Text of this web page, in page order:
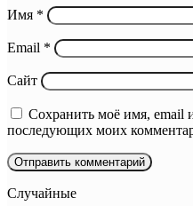
Имя *
Email *
Сайт
Сохранить моё имя, email
последующих моих
Случайные